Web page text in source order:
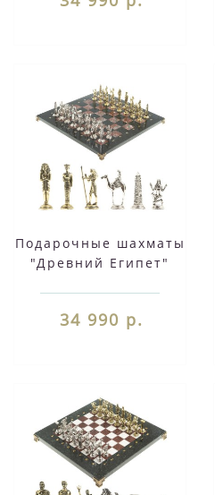
Подарочные шахматы
"Древний Египет"
змеевик фигуры
34 990 р.